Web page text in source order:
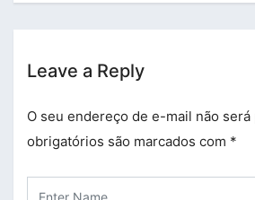
Leave a Reply
O seu endereço de e-mail não será
obrigatórios são marcados com *